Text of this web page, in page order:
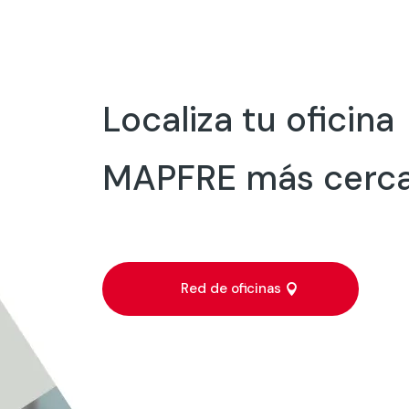
Localiza tu oficina
MAPFRE más
Red de oficinas